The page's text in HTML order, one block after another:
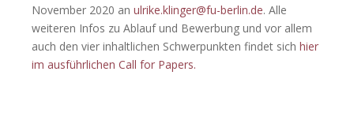
November 2020 an ulrike.klinger@fu-berlin.de. Alle
weiteren Infos zu Ablauf und Bewerbung und vor allem
auch den vier inhaltlichen Schwerpunkten findet sich hier
im ausführlichen Call for Papers.